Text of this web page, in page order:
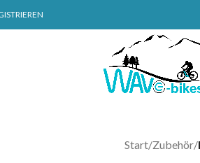
Start/Zubehör/